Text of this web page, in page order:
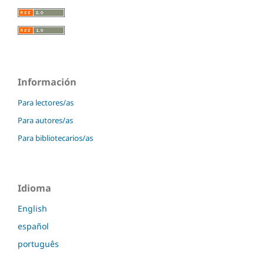
Información
Para lectores/as
Para autores/as
Para bibliotecarios/as
Idioma
English
español
português